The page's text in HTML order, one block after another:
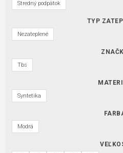
Stredný podpätok
TYP
Nezateplené
Tbs
Syntetika
Modrá